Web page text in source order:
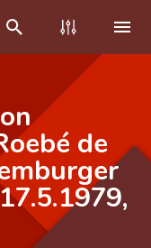
de